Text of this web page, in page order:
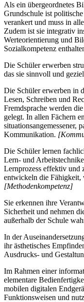
Als ein übergeordnetes
Grundschule ist
verankert und muss in
Zudem ist sie integrativ
Werteorientierung und
Sozialkompetenz
Die Schüler erwerben
das sie sinnvoll und
Die Schüler erwerben in
Lesen, Schreiben und
Fremdsprache werden
gelegt. In allen Fächern
situationsangemessener,
Kommunikation.
Die Schüler lernen
Lern- und
Lernprozess effektiv und
entwickeln die Fähigkeit,
[Methodenkompetenz]
Sie erkennen ihre
Sicherheit und nehmen
außerhalb der Schule
In der
ihr ästhetisches
Ausdrucks- und
Im Rahmen einer
elementare
mobilen digitalen
Funktionsweisen und